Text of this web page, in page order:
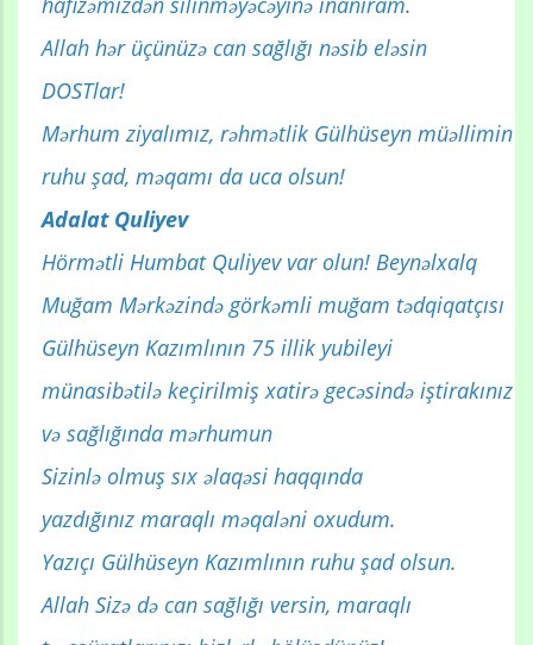
Allah hər üçünüzə can sağlığı nəsib eləsin
DOSTlar!
Mərhum ziyalımız, rəhmətlik Gülhüseyn müəllimin
ruhu şad, məqamı da uca olsun!
Adalat Quliyev
Hörmətli Humbat Quliyev var olun! Beynəlxalq
Muğam Mərkəzində görkəmli muğam tədqiqatçısı
Gülhüseyn Kazımlının 75 illik yubileyi
münasibətilə keçirilmiş xatirə gecəsində iştirakınız
və sağlığında mərhumun
Sizinlə olmuş sıx əlaqəsi haqqında
yazdığınız maraqlı məqaləni oxudum.
Yazıçı Gülhüseyn Kazımlının ruhu şad olsun.
Allah Sizə də can sağlığı versin, maraqlı